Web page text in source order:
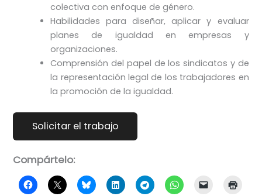
colectiva con enfoque de género.
Habilidades para diseñar, aplicar y evaluar
planes de igualdad en empresas y
organizaciones.
Comprensión del papel de los sindicatos y de
la representación legal de los trabajadores en
la promoción de la igualdad.
Compártelo: